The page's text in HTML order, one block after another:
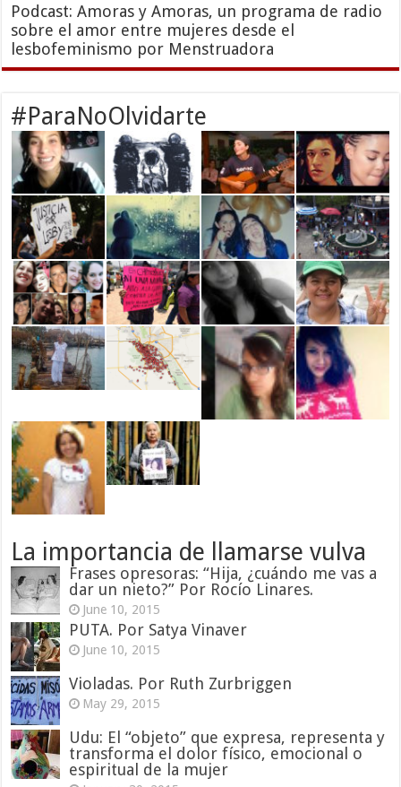
Podcast: Amoras y Amoras, un programa de radio
sobre el amor entre mujeres desde el
lesbofeminismo por Menstruadora
#ParaNoOlvidarte
La importancia de llamarse vulva
Frases opresoras: “Hija, ¿cuándo me vas a
dar un nieto?” Por Rocío Linares.
June 10, 2015
PUTA. Por Satya Vinaver
June 10, 2015
Violadas. Por Ruth Zurbriggen
May 29, 2015
Udu: El “objeto” que expresa, representa y
transforma el dolor físico, emocional o
espiritual de la mujer